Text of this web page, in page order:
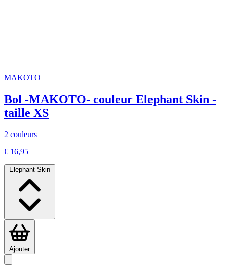
MAKOTO
Bol -MAKOTO- couleur Elephant Skin -
taille XS
2 couleurs
€ 16,95
Elephant Skin
Ajouter